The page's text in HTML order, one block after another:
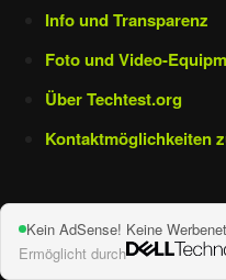
Info und Transparenz
Foto und Video-
Über Techtest.org
Kontaktmöglichkeiten
Kein AdSense! Keine
Ermöglicht durch